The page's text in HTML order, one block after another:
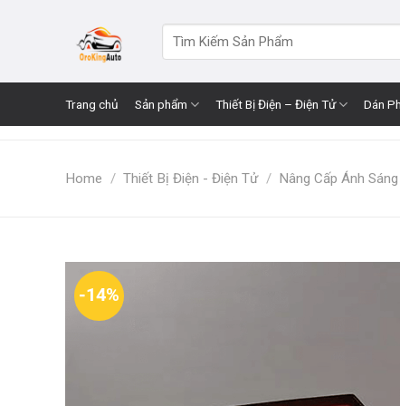
for:
Trang chủ Sản phẩm Thiết Bị Điện – Điện Tử Dán
Home / Thiết Bị Điện - Điện Tử / Nâng Cấp Ánh Sáng
-14%